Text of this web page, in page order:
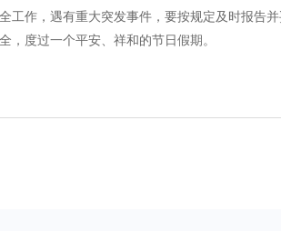
工作，遇有重大突发事件，要按规定及时报告并
，度过一个平安、祥和的节日假期。